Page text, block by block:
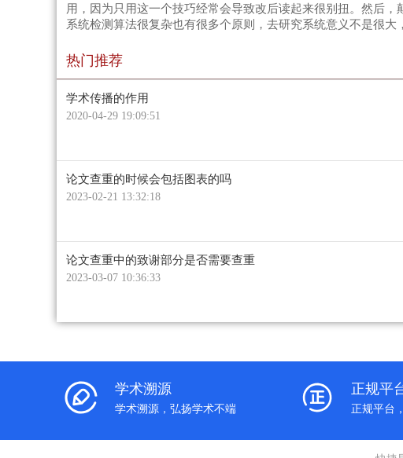
用，因为只用这一个技巧经常会导致改后读起来很别扭。然后
系统检测算法很复杂也有很多个原则，去研究系统意义不是很大
热门推荐
学术传播的作用
2020-04-29 19:09:51
论文查重的时候会包括图表的吗
2023-02-21 13:32:18
论文查重中的致谢部分是否需要查重
2023-03-07 10:36:33
学术溯源
学术溯源，弘扬学术不端
正规平
正规平台